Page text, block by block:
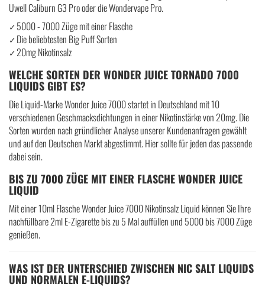
Uwell Caliburn G3 Pro oder die Wondervape Pro.
✓5000 - 7000 Züge mit einer Flasche
✓Die beliebtesten Big Puff Sorten
✓20mg Nikotinsalz
WELCHE SORTEN DER WONDER JUICE TORNADO 7000
LIQUIDS GIBT ES?
Die Liquid-Marke Wonder Juice 7000 startet in Deutschland mit 10
verschiedenen Geschmacksdichtungen in einer Nikotinstärke von 20mg. Die
Sorten wurden nach gründlicher Analyse unserer Kundenanfragen gewählt
und auf den Deutschen Markt abgestimmt. Hier sollte für jeden das passende
dabei sein.
BIS ZU 7000 ZÜGE MIT EINER FLASCHE WONDER JUICE
LIQUID
Mit einer 10ml Flasche Wonder Juice 7000 Nikotinsalz Liquid können Sie Ihre
nachfüllbare 2ml E-Zigarette bis zu 5 Mal auffüllen und 5000 bis 7000 Züge
genießen.
WAS IST DER UNTERSCHIED ZWISCHEN NIC SALT LIQUIDS
UND NORMALEN E-LIQUIDS?